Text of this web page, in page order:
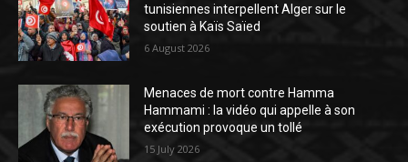
tunisiennes interpellent Alger sur le
soutien à Kaïs Saïed
6 August 2026
Menaces de mort contre Hamma
Hammami : la vidéo qui appelle à son
exécution provoque un tollé
15 July 2026